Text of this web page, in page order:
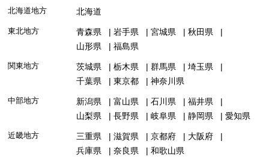
北海道地方 北海道
東北地方 青森県 岩手県 宮城県
秋田県
山形県
福島県
関東地方 茨城県 栃木県 群馬県
埼玉県
千葉県
東京都 神奈川県
中部地方 新潟県 富山県 石川県
福井県
山梨県
長野県 岐阜県 静岡県 愛知県
近畿地方 三重県 滋賀県 京都府
大阪府
兵庫県
奈良県 和歌山県